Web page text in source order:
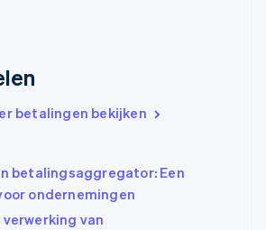
betalingen bekijken
betalingsaggregator: Een
ondernemingen
van
China